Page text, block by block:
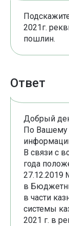
2021г.
пошлин.
Ответ
Добрый
По Вашему
В связи с
года
27.12.2019
в
в части
системы
2021 г. в